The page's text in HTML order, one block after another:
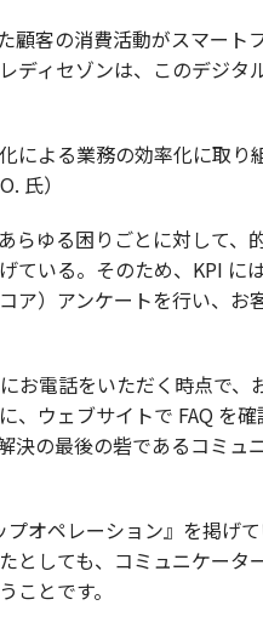
顧客の消費活動がスマー
ィセゾンは、このデジタ
よる業務の効率化に取り
氏）
らゆる困りごとに対して、
ている。そのため、KPI に
ア）アンケートを行い、
お電話をいただく時点で
ウェブサイトで FAQ を
の最後の砦であるコミュ
オペレーション』を掲げ
としても、コミュニケータ
とです。